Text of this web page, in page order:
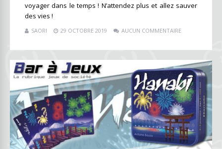
voyager dans le temps ! N’attendez plus et allez sauver
des vies !
SAORI 29 OCTOBRE 2019 AUCUN COMMENTAIRE